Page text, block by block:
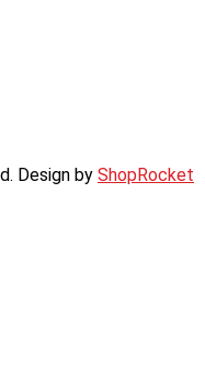
Design by ShopRocket